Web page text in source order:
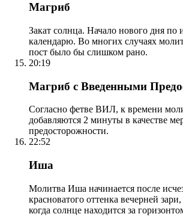
Магриб
Закат солнца. Начало нового дня по
календарю. Во многих случаях
пост было бы слишком рано.
20:19
Магриб с Введенными
Согласно фетве ВИЛ, к времени
добавляются 2 минуты в качестве
предосторожности.
22:52
Иша
Молитва Иша начинается после
красноватого оттенка вечерней
когда солнце находится за